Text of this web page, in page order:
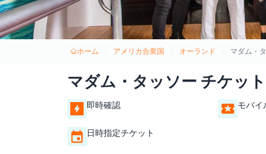
ホーム アメリカ合衆国 オーランド マダム・
マダム・タッソー チケッ
即時確認 モバイ
日時指定チケット